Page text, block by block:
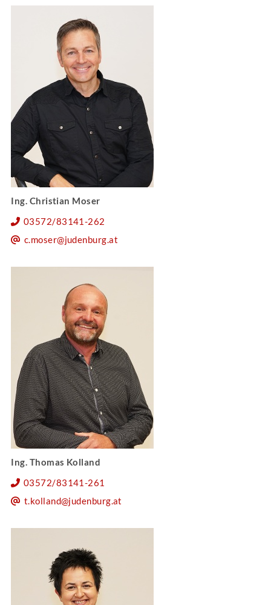
Ing. Christian Moser
03572/83141-262
c.moser@judenburg.at
Ing. Thomas Kolland
03572/83141-261
t.kolland@judenburg.at